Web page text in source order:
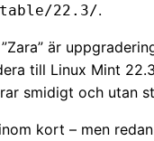
22.3/.
är
till Linux Mint
smidigt och utan
kort – men